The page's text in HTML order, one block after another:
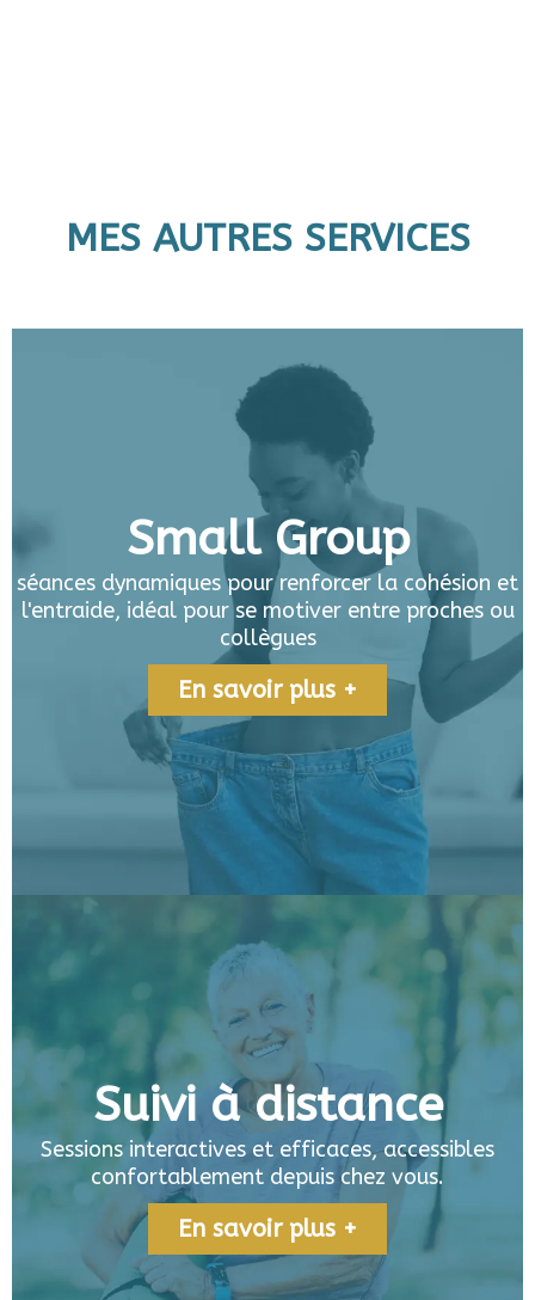
MES AUTRES SERVICES
Small Group
séances dynamiques pour renforcer la cohésion et
l'entraide, idéal pour se motiver entre proches ou
collègues
En savoir plus +
Suivi à distance
Sessions interactives et efficaces, accessibles
confortablement depuis chez vous.
En savoir plus +